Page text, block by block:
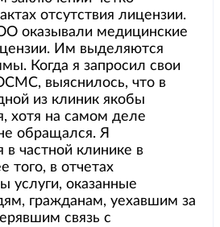
отсутствия лицензии.
оказывали медицинские
Им выделяются
Когда я запросил свои
выяснилось, что в
из клиник якобы
хотя на самом деле
обращался. Я
в частной клинике в
того, в отчетах
услуги, оказанные
гражданам, уехавшим за
связь с